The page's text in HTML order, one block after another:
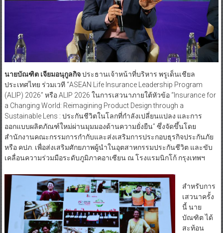
นายบัณฑิต เจียมอนุกูลกิจประธานเจ้าหน้าที่บริหาร พรูเด็นเชียล
ประเทศไทย ร่วมเวที “ASEAN Life Insurance Leadership Program
(ALIP) 2026” หรือ ALIP 2026 ในการเสวนาภายใต้หัวข้อ “Insurance for
a Changing World: Reimagining Product Design through a
Sustainable Lens : ประกันชีวิตในโลกที่กำลังเปลี่ยนแปลง และการ
ออกแบบผลิตภัณฑ์ใหม่ผ่านมุมมองด้านความยั่งยืน” ซึ่งจัดขึ้นโดย
สำนักงานคณะกรรมการกำกับและส่งเสริมการประกอบธุรกิจประกันภัย
หรือ คปภ. เพื่อส่งเสริมศักยภาพผู้นำในอุตสาหกรรมประกันชีวิต และขับ
เคลื่อนความร่วมมือระดับภูมิภาคอาเซียน ณ โรงแรมนิกโก้ กรุงเทพฯ
สำหรับการ
เสวนาครั้ง
นี้ นาย
บัณฑิต ได้
สะท้อน